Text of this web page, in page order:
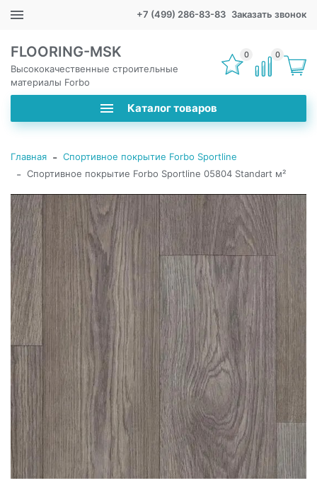
+7 (499) 286-83-83 Заказать звонок
FLOORING-MSK
Высококачественные строительные
материалы Forbo
Каталог товаров
0 0
Главная - Спортивное покрытие Forbo Sportline
- Спортивное покрытие Forbo Sportline 05804 Standart м²